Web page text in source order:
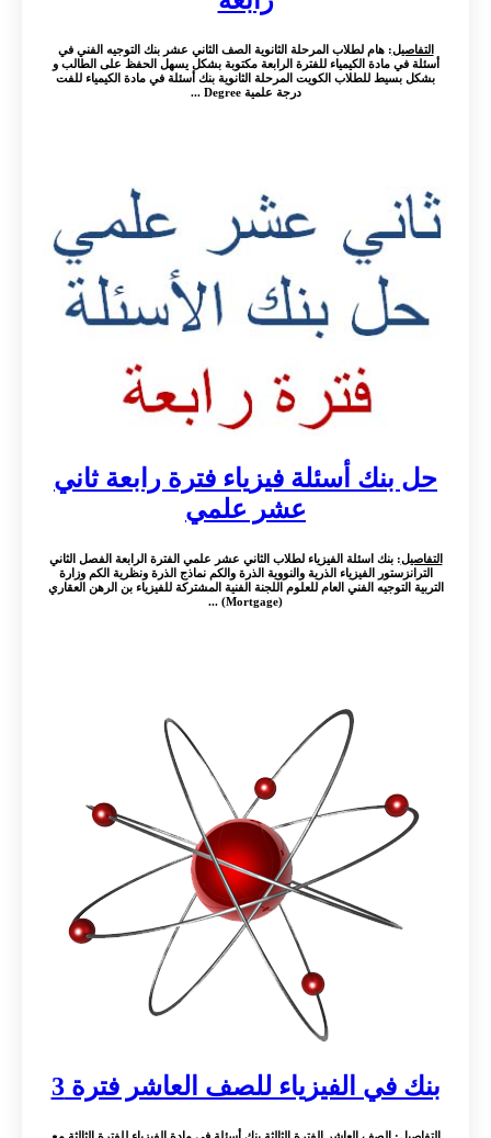
التفاصيل: هام لطلاب المرحلة الثانوية الصف الثاني عشر بنك التوجيه الفني في
أسئلة في مادة الكيمياء للفترة الرابعة مكتوبة بشكل يسهل الحفظ على الطالب و
بشكل بسيط للطلاب الكويت المرحلة الثانوية بنك أسئلة في مادة الكيمياء للفت
درجة علمية Degree ...
حل بنك أسئلة فيزياء فترة رابعة ثاني
عشر علمي
التفاصيل: بنك اسئلة الفيزياء لطلاب الثاني عشر علمي الفترة الرابعة الفصل الثاني
الترانزستور الفيزياء الذرية والنووية الذرة والكم نماذج الذرة ونظرية الكم وزارة
التربية التوجيه الفني العام للعلوم اللجنة الفنية المشتركة للفيزياء بن الرهن العقاري
(Mortgage) ...
بنك في الفيزياء للصف العاشر فترة 3